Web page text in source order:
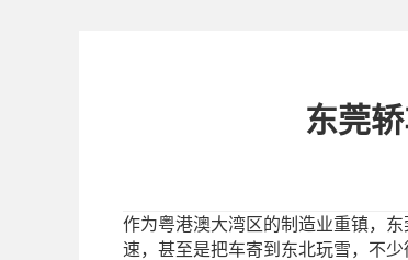
东莞
作为粤港澳大湾区的制造业重镇，
速，甚至是把车寄到东北玩雪，不